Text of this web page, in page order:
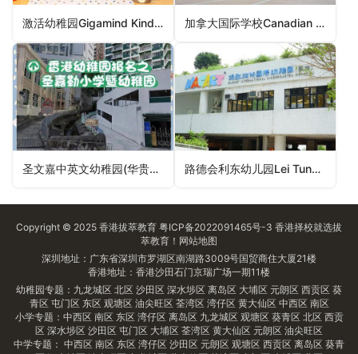
激活幼稚园Gigamind Kindergarten（元朗区幼稚园） 加拿大国际学校Canadian International School（南区幼稚园）
圣文嘉中英文幼稚园(华贵邨)St Monica’s Anglo-Chinese Kindergarten (Wah Kwai Estate)（南区幼稚园） 路德会利东幼儿园Lei Tung Lutheran Day Nursery（南区幼稚园）
Copyright © 2025 香港拔萃教育 粤ICP备2022091465号-3 香港择校就选拔
萃教育！ 网站地图
深圳地址：广东省深圳市罗湖区南湖路3009号国贸商住大厦21楼
香港地址：香港沙田石门京瑞广场一期11楼
幼稚园专题： 九龙城区 北区 沙田区 深水埗区 离岛区 大埔区 元朗区 西贡区 葵
青区 屯门区 东区 观塘区 油尖旺区 荃湾区 湾仔区 黄大仙区 中西区 南区
小学专题： 中西区 南区 东区 湾仔区 离岛区 九龙城区 观塘区 葵青区 北区 西贡
区 深水埗区 沙田区 屯门区 大埔区 荃湾区 黄大仙区 元朗区 油尖旺区
中学专题： 中西区 南区 东区 湾仔区 沙田区 元朗区 观塘区 西贡区 离岛区 葵青